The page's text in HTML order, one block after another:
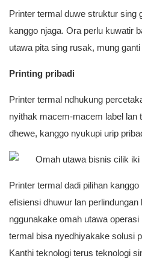
Printer termal duwe struktur sing
kanggo njaga. Ora perlu kuwatir
utawa pita sing rusak, mung
Printing pribadi
Printer termal ndhukung
nyithak macem-macem label lan
dhewe, kanggo nyukupi urip
Printer termal dadi pilihan
efisiensi dhuwur lan
nggunakake omah utawa
termal bisa nyedhiyakake solusi
Kanthi teknologi terus teknologi